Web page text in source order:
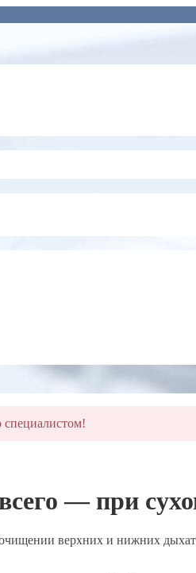
специалистом!
— при
верхних и нижних